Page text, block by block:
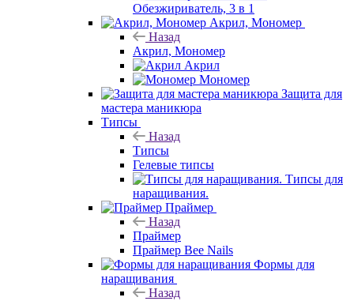
Обезжириватель, 3 в 1
Акрил, Мономер
Назад
Акрил, Мономер
Акрил
Мономер
Защита для
мастера маникюра
Типсы
Назад
Типсы
Гелевые типсы
Типсы для
наращивания.
Праймер
Назад
Праймер
Праймер Bee Nails
Формы для
наращивания
Назад